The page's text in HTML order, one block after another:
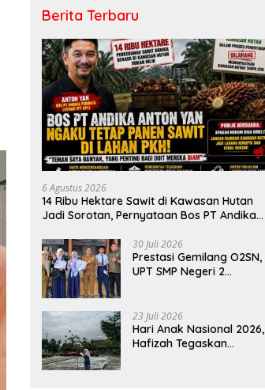
Berita Terbaru
6 Agustus 2026
14 Ribu Hektare Sawit di Kawasan Hutan
Jadi Sorotan, Pernyataan Bos PT Andika
30 Juli 2026
Prestasi Gemilang O2SN,
UPT SMP Negeri 2
di Tingkat Provins
23 Juli 2026
Hari Anak Nasional 2026,
Hafizah Tegaskan